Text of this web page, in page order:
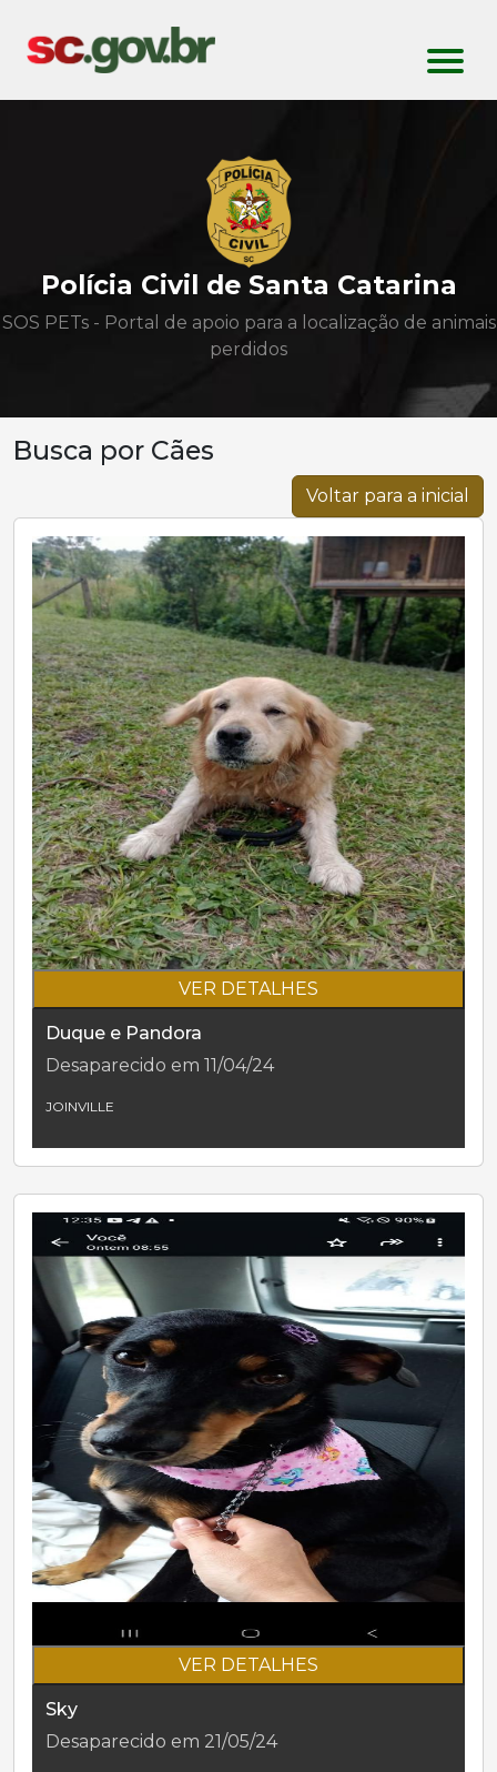
Polícia Civil de Santa Catarina
SOS PETs - Portal de apoio para a localização de animais
perdidos
Busca por Cães
Voltar para a inicial
VER DETALHES
Duque e Pandora
Desaparecido em 11/04/24
JOINVILLE
VER DETALHES
Sky
Desaparecido em 21/05/24